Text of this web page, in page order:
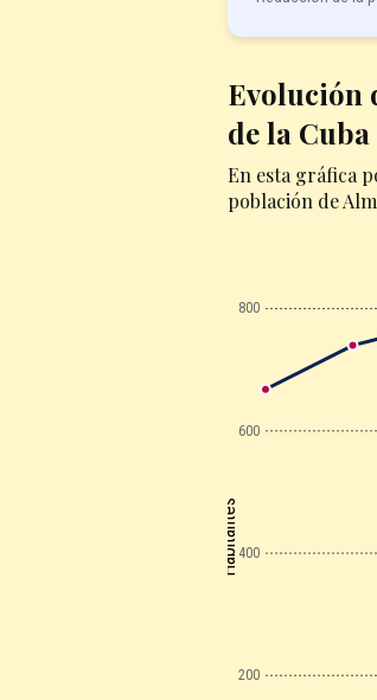
Evolución
de la Cuba
En esta gráfica
población de
200
400
600
800
Habitantes